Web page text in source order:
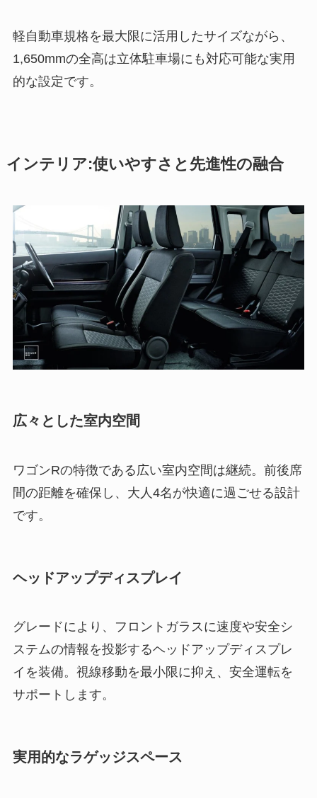
軽自動車規格を最大限に活用したサイズながら、
1,650mmの全高は立体駐車場にも対応可能な実用
的な設定です。
インテリア:使いやすさと先進性の融合
広々とした室内空間
ワゴンRの特徴である広い室内空間は継続。前後席
間の距離を確保し、大人4名が快適に過ごせる設計
です。
ヘッドアップディスプレイ
グレードにより、フロントガラスに速度や安全シ
ステムの情報を投影するヘッドアップディスプレ
イを装備。視線移動を最小限に抑え、安全運転を
サポートします。
実用的なラゲッジスペース